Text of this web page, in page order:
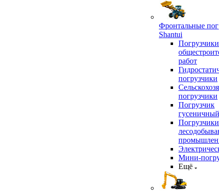
Фронтальные
Shantui
работ
погрузчики
погрузчики
Погрузчик
гусеничный
Мини-
Ещё